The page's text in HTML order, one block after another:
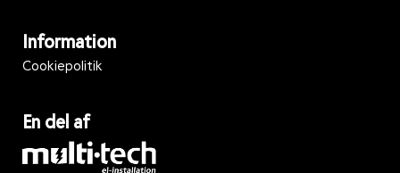
Information
Cookiepolitik
En del af